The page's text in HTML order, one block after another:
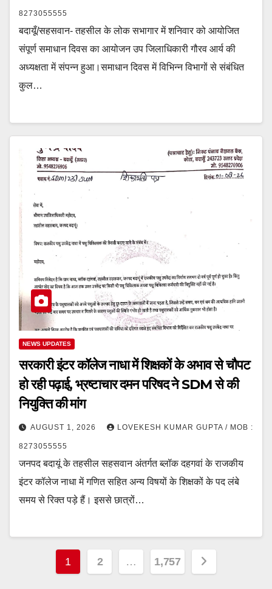
8273055555
बदायूँ/सहसवान- तहसील के लोक सभागार में शनिवार को आयोजित
संपूर्ण समाधान दिवस का आयोजन उप जिलाधिकारी गौरव आर्य की
अध्यक्षता में संपन्न हुआ।समाधान दिवस में विभिन्न विभागों से संबंधित
कुल…
NEWS UPDATES
सरकारी इंटर कॉलेज नाधा में शिक्षकों के अभाव से चौपट
हो रही पढ़ाई, भ्रष्टाचार दमन परिषद ने SDM से की
नियुक्ति की मांग
AUGUST 1, 2026 LOVEKESH KUMAR GUPTA / MOB :
8273055555
जनपद बदायूं के तहसील सहसवान अंतर्गत ब्लॉक दहगवां के राजकीय
इंटर कॉलेज नाधा में गणित सहित अन्य विषयों के शिक्षकों के पद लंबे
समय से रिक्त पड़े हैं। इससे छात्रों…
Posts
1 2 … 1,757